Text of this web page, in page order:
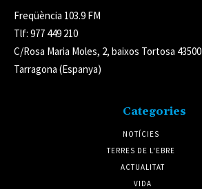
Freqüència 103.9 FM
Tlf: 977 449 210
C/Rosa Maria Moles, 2, baixos Tortosa 43500
Tarragona (Espanya)
Categories
NOTÍCIES
TERRES DE L'EBRE
ACTUALITAT
VIDA